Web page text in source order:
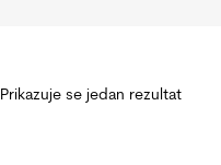
Prikazuje se jedan rezultat